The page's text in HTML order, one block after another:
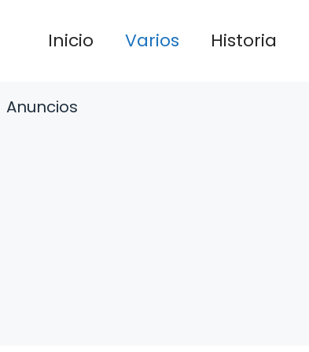
Inicio Varios Historia
Anuncios